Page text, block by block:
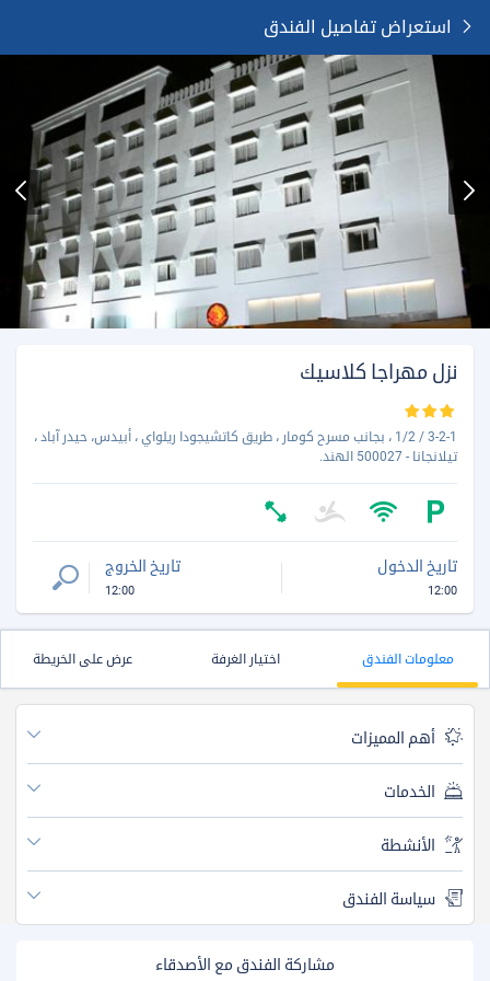
استعراض تفاصيل الفندق
نزل مهراجا كلاسيك
3-2-1 / 1/2 ، بجانب مسرح كومار ، طريق كاتشيجودا ريلواي ، أبيدس، حيدر آباد ،
تيلانجانا - 500027 الهند.
تاريخ الدخول
12:00
تاريخ الخروج
12:00
معلومات الفندق اختيار الغرفة عرض على الخريطة
أهم المميزات
الخدمات
الأنشطة
سياسة الفندق
مشاركة الفندق مع الأصدقاء